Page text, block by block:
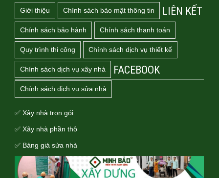
Giới thiệu Chính sách bảo mật thông tin
Chính sách bảo hành Chính sách thanh toán
Quy trình thi công Chính sách dịch vụ thiết kế
Chính sách dịch vụ xây nhà
Chính sách dịch vụ sửa nhà
✅ Xây nhà trọn gói
✅ Xây nhà phần thô
✅ Bảng giá sửa nhà
LIÊN KẾT
FACEBOOK